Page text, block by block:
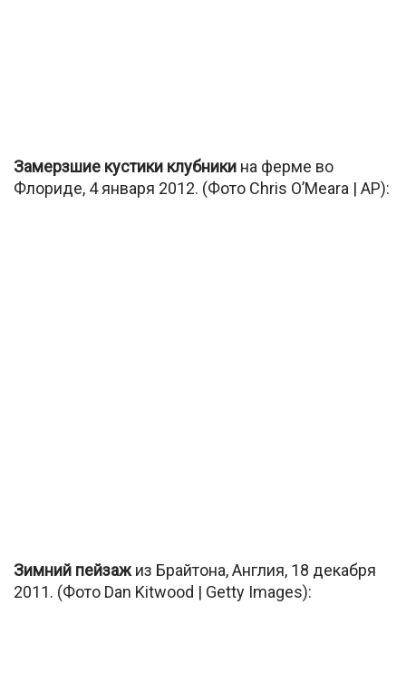
Замерзшие кустики клубники на ферме во
Флориде, 4 января 2012. (Фото Chris O’Meara | AP):
Зимний пейзаж из Брайтона, Англия, 18 декабря
2011. (Фото Dan Kitwood | Getty Images):